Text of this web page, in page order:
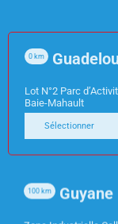
0 km
Lot N°2 Parc
Baie-Mahault
Sélectionner
Guyane
100 km